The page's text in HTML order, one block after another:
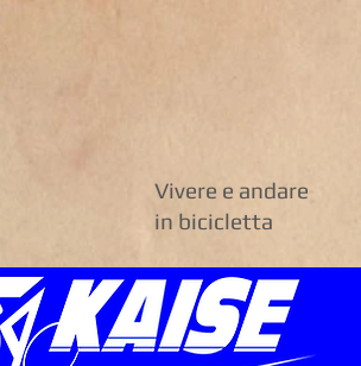
Vivere e andare
in bicicletta